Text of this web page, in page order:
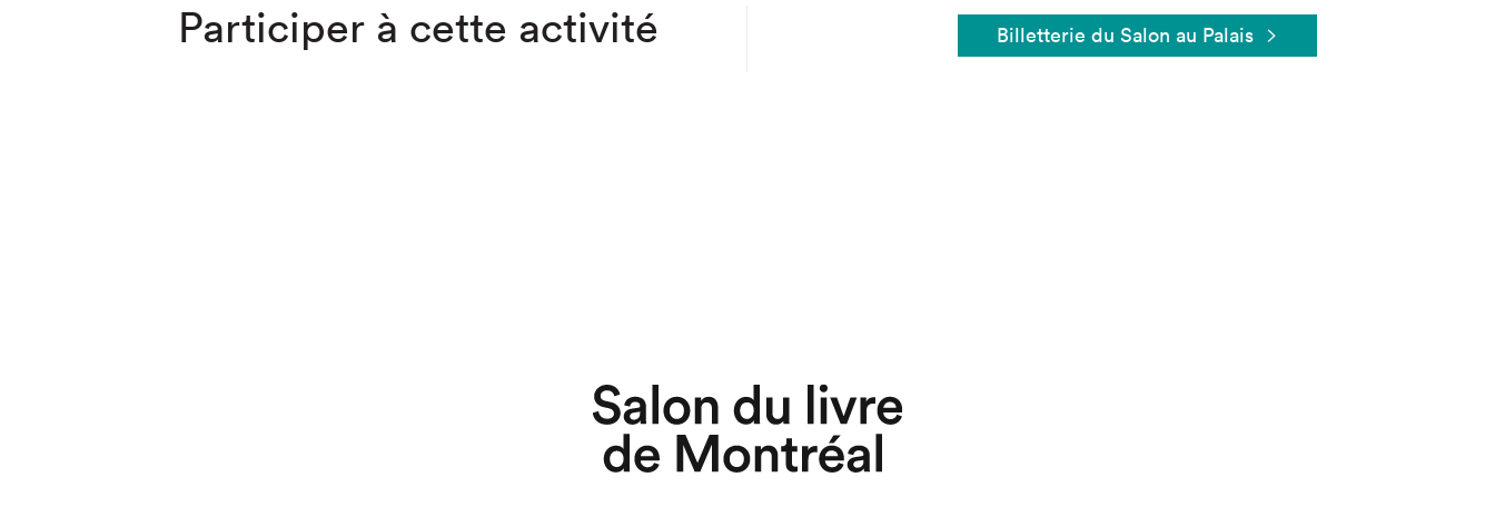
Participer à cette activité Billetterie du Salon au Palais